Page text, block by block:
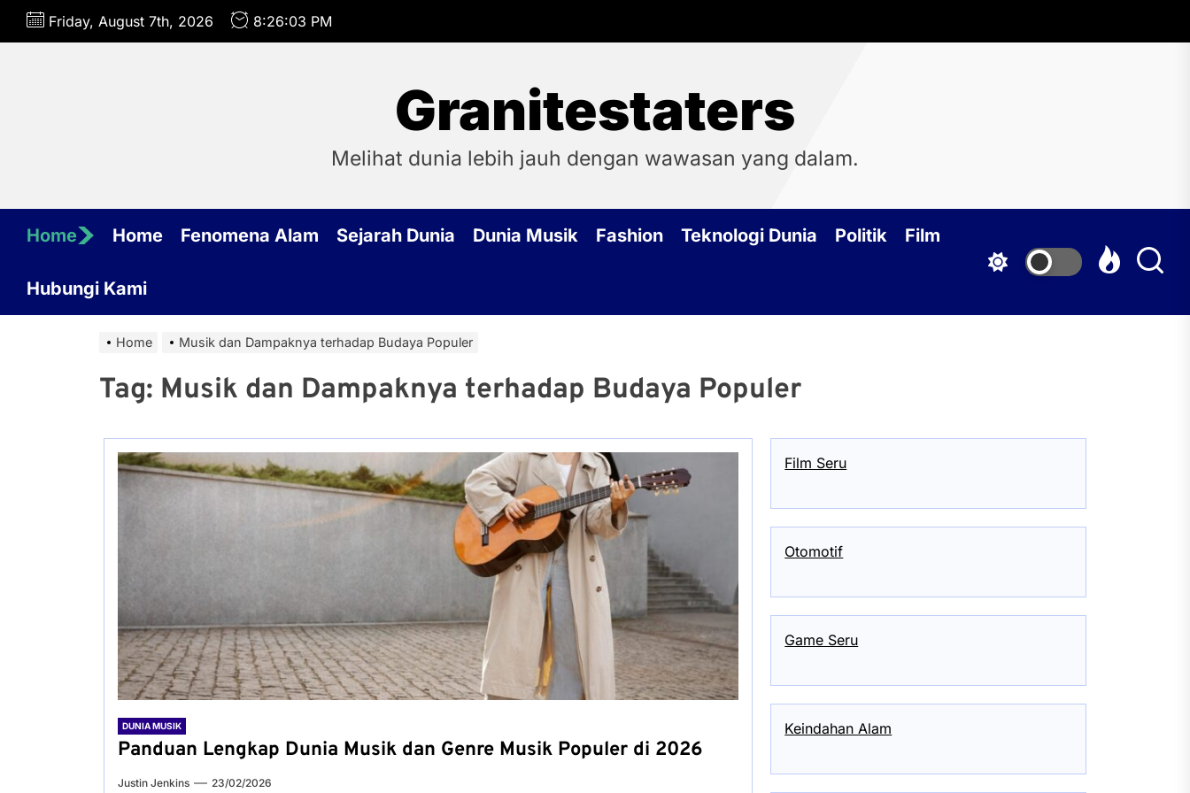
Skip
Friday, August 7th, 2026 8:26:03 PM
Granitestaters
Melihat dunia lebih jauh dengan wawasan yang dalam.
Home Home Fenomena Alam Sejarah Dunia Dunia Musik Fashion Teknologi Dunia Politik Film
Hubungi Kami
Home Musik dan Dampaknya terhadap Budaya Populer
Tag: Musik dan Dampaknya terhadap Budaya Populer
DUNIA MUSIK
Panduan Lengkap Dunia Musik dan Genre Musik Populer di 2026
Justin Jenkins 23/02/2026
Film Seru
Otomotif
Game Seru
Keindahan Alam